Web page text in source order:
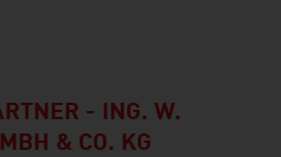
- ING. W.
& CO. KG